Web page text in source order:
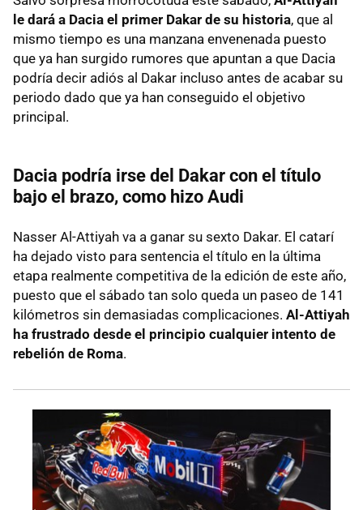
le dará a Dacia el primer Dakar de su historia, que al
mismo tiempo es una manzana envenenada puesto
que ya han surgido rumores que apuntan a que Dacia
podría decir adiós al Dakar incluso antes de acabar su
periodo dado que ya han conseguido el objetivo
principal.
Dacia podría irse del Dakar con el título
bajo el brazo, como hizo Audi
Nasser Al-Attiyah va a ganar su sexto Dakar. El catarí
ha dejado visto para sentencia el título en la última
etapa realmente competitiva de la edición de este año,
puesto que el sábado tan solo queda un paseo de 141
kilómetros sin demasiadas complicaciones. Al-Attiyah
ha frustrado desde el principio cualquier intento de
rebelión de Roma.